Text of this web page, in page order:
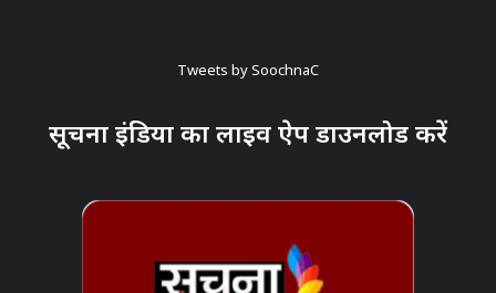
Tweets by SoochnaC
सूचना इंडिया का लाइव ऐप डाउनलोड करें